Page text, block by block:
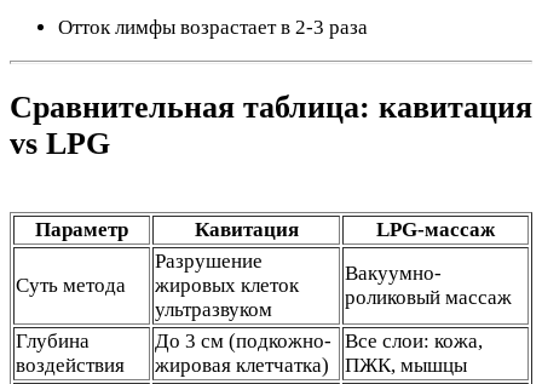
Отток лимфы возрастает в 2-3 раза
Сравнительная таблица: кавитация
vs LPG
Параметр Кавитация LPG-массаж
Суть метода
Разрушение
жировых клеток
ультразвуком
Вакуумно-
роликовый массаж
Глубина
воздействия
До 3 см (подкожно-
жировая клетчатка)
Все слои: кожа,
ПЖК, мышцы